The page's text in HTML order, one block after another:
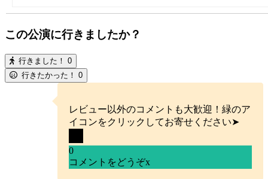
この公演に行きましたか？
行きました！ 0
行きたかった！ 0
レビュー以外のコメントも大歓迎！緑のア
イコンをクリックしてお寄せください➤
0
コメントをどうぞx